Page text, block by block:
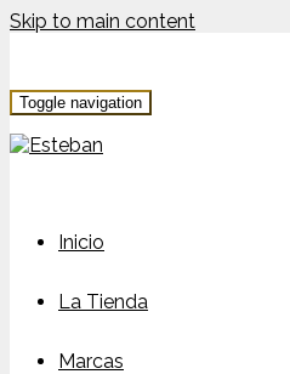
Skip to main content
Toggle navigation
Inicio
La Tienda
Marcas